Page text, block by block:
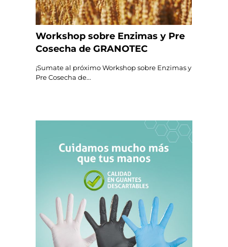
Workshop sobre Enzimas y Pre
Cosecha de GRANOTEC
¡Sumate al próximo Workshop sobre Enzimas y
Pre Cosecha de...